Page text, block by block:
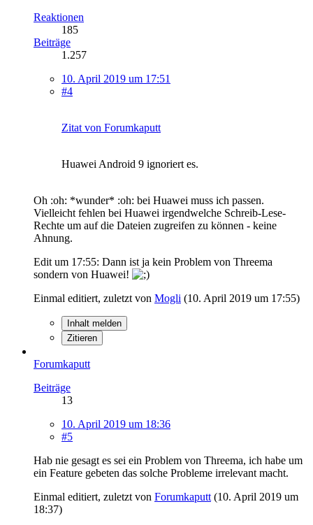
Reaktionen
185
Beiträge
1.257
10. April 2019 um 17:51
#4
Zitat von Forumkaputt
Huawei Android 9 ignoriert es.
Oh :oh: *wunder* :oh: bei Huawei muss ich passen.
Vielleicht fehlen bei Huawei irgendwelche Schreib-Lese-
Rechte um auf die Dateien zugreifen zu können - keine
Ahnung.
Edit um 17:55: Dann ist ja kein Problem von Threema
sondern von Huawei!
Einmal editiert, zuletzt von Mogli (10. April 2019 um 17:55)
Inhalt melden
Zitieren
Forumkaputt
Beiträge
13
10. April 2019 um 18:36
#5
Hab nie gesagt es sei ein Problem von Threema, ich habe um
ein Feature gebeten das solche Probleme irrelevant macht.
Einmal editiert, zuletzt von Forumkaputt (10. April 2019 um
18:37)